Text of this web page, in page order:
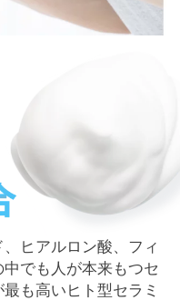
ヒアルロン酸、フィ
でも人が本来もつセ
も高いヒト型セラミ